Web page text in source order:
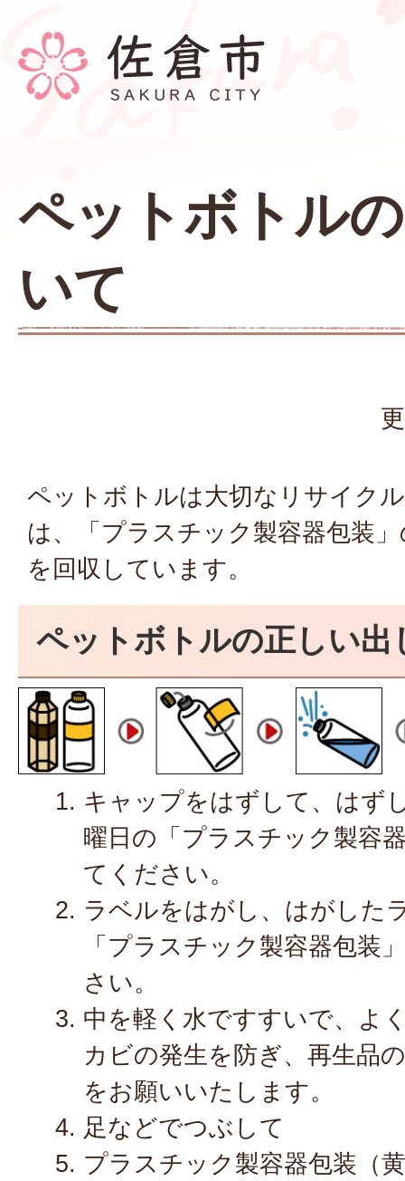
ペットボトル
いて
ペットボトルは大切なリサイク
は、「プラスチック製容器包装
を回収しています。
ペットボトルの正しい出
キャップをはずして、はず
曜日の「プラスチック製容
てください。
ラベルをはがし、はがした
「プラスチック製容器包装
さい。
中を軽く水ですすいで、よ
カビの発生を防ぎ、再生品
をお願いいたします。
足などでつぶして
プラスチック製容器包装（